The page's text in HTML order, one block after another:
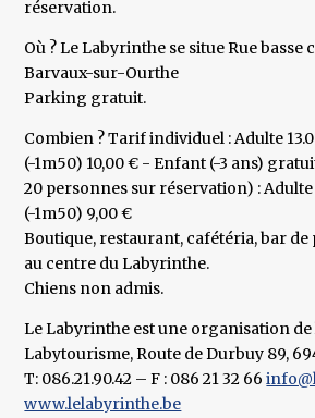
réservation.
Où ? Le Labyrinthe se situe Rue
Barvaux-sur-Ourthe
Parking gratuit.
Combien ? Tarif individuel : Adulte
(-1m50) 10,00 € - Enfant (-3 ans)
20 personnes sur réservation) :
(-1m50) 9,00 €
Boutique, restaurant, cafétéria, bar
au centre du Labyrinthe.
Chiens non admis.
Le Labyrinthe est une organisation de
Labytourisme, Route de Durbuy 89,
T: 086.21.90.42 – F : 086 21 32 66
www.lelabyrinthe.be